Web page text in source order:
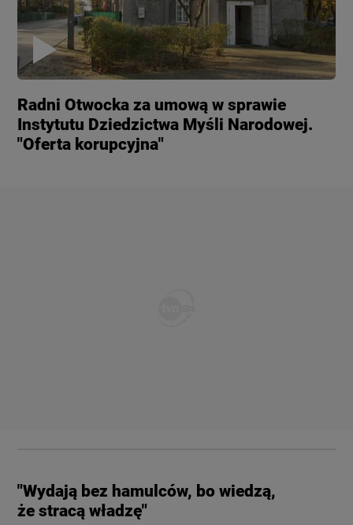
Radni Otwocka za umową w sprawie
Instytutu Dziedzictwa Myśli Narodowej.
"Oferta korupcyjna"
"Wydają bez hamulców, bo wiedzą,
że stracą władzę"